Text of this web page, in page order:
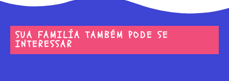
SUA FAMILÍA TAMBÉM PODE SE
INTERESSAR